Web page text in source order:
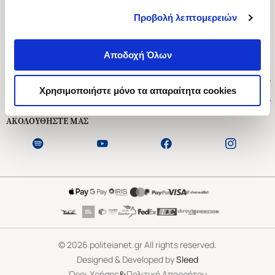
Προβολή λεπτομερειών
Αποδοχή Όλων
Χρησιμοποιήστε μόνο τα απαραίτητα cookies
Ασκληπιού 1-3, Αθήνα 106 79
Δευτέρα - Παρασκευή 09:00-21:00
Εξυπηρέτηση Πελατών
ΑΚΟΛΟΥΘΗΣΤΕ ΜΑΣ
©2026 politeianet.gr All rights reserved.
Designed & Developed bySleed